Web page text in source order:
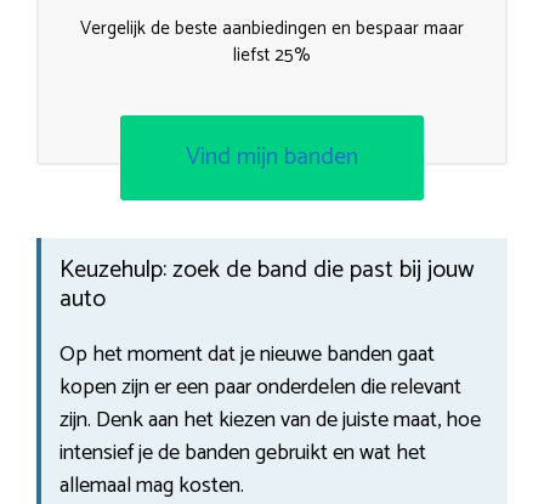
Vergelijk de beste aanbiedingen en bespaar maar
liefst 25%
Vind mijn banden
Keuzehulp: zoek de band die past bij jouw
auto
Op het moment dat je nieuwe banden gaat
kopen zijn er een paar onderdelen die relevant
zijn. Denk aan het kiezen van de juiste maat, hoe
intensief je de banden gebruikt en wat het
allemaal mag kosten.